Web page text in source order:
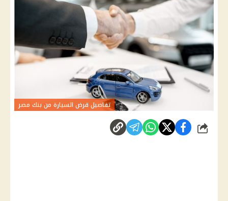
تفاصيل قرض السيارة من بنك مصر
شارك